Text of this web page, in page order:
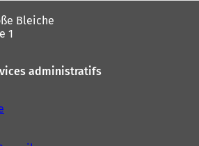
Bleiche
1
administratifs